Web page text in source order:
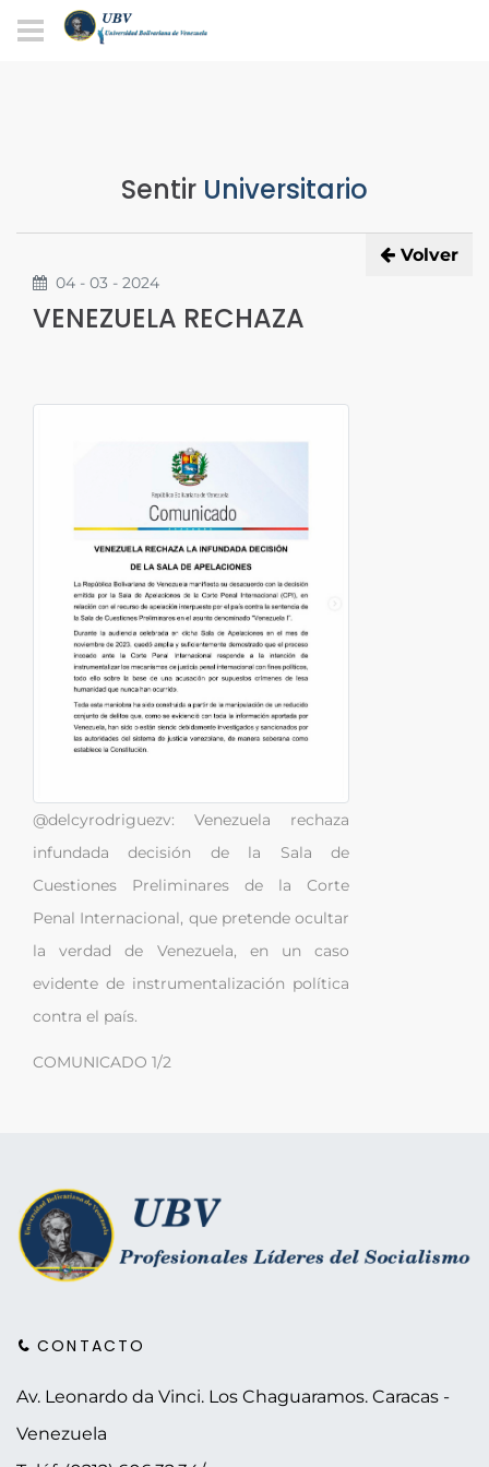
Sentir Universitario
Volver
04 - 03 - 2024
VENEZUELA RECHAZA
@delcyrodriguezv: Venezuela rechaza
infundada decisión de la Sala de
Cuestiones Preliminares de la Corte
Penal Internacional, que pretende ocultar
la verdad de Venezuela, en un caso
evidente de instrumentalización política
contra el país.
COMUNICADO 1/2
CONTACTO
Av. Leonardo da Vinci. Los Chaguaramos. Caracas -
Venezuela